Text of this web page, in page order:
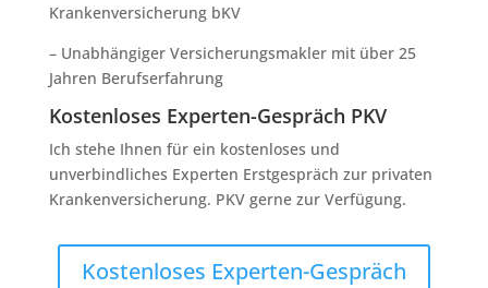
Krankenversicherung bKV
– Unabhängiger Versicherungsmakler mit über 25
Jahren Berufserfahrung
Kostenloses Experten-Gespräch PKV
Ich stehe Ihnen für ein kostenloses und
unverbindliches Experten Erstgespräch zur privaten
Krankenversicherung. PKV gerne zur Verfügung.
Kostenloses Experten-Gespräch